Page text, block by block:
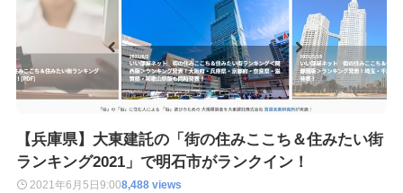
【兵庫県】大東建託の「街の住みここち＆住みたい街
ランキング2021」で明石市がランクイン！
2021年6月5日 9:008,488 views